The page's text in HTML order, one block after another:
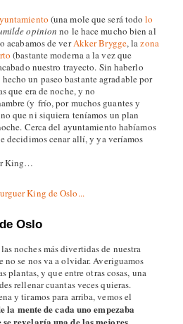
(una mole que será todolo
opinionno le hace mucho bien al
acabamos de verAkker Brygge, lazona
(bastante moderna a la vez que
nuestro trayecto. Sin haberlo
un paseo bastante agradable por
que era de noche, y no
(y frío, por muchos guantes y
que ni siquiera teníamos un plan
Cerca del ayuntamiento habíamos
decidimos cenar allí, y ya veríamos
King…
Oslo
noches más divertidas de nuestra
no se nos va a olvidar. Averiguamos
plantas, y que entre otras cosas, una
rellenar cuantas veces quieras.
y tiramos para arriba, vemos el
la mente de cada uno empezaba